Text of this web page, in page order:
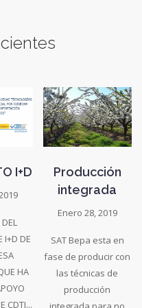
I+D
I+D DE
HA
CDTI...
Producción
integrada
Enero 28, 2019
SAT Bepa esta en
fase de producir con
las técnicas de
producción